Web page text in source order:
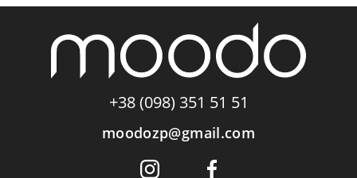
+38 (098) 351 51 51
moodozp@gmail.com